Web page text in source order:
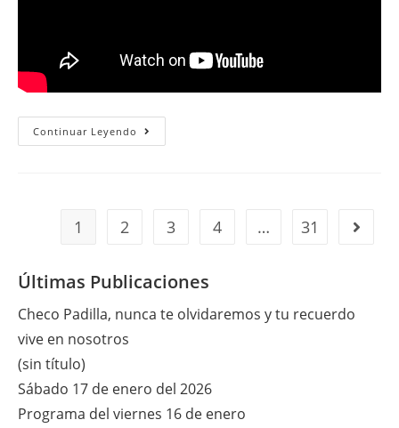
Continuar Leyendo Miércoles
31
1 2 3 4 … 31 Ir a la
Últimas Publicaciones
Checo Padilla, nunca te olvidaremos y tu recuerdo
vive en nosotros
(sin título)
Sábado 17 de enero del 2026
Programa del viernes 16 de enero